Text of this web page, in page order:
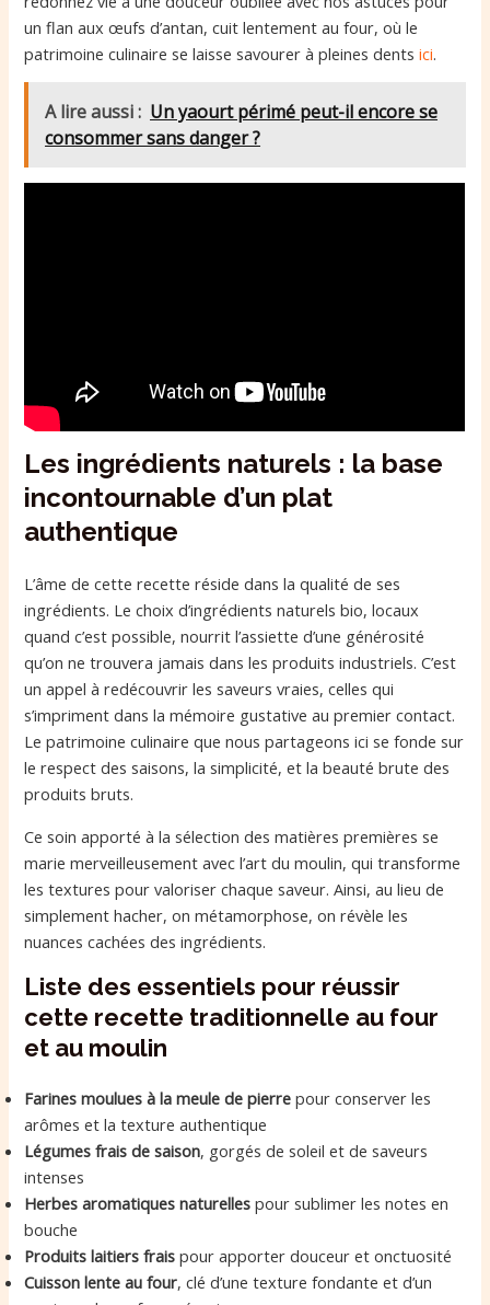
un flan aux œufs d’antan, cuit lentement au four, où le
patrimoine culinaire se laisse savourer à pleines dentsici.
A lire aussi : Un yaourt périmé peut-il encore se
consommer sans danger ?
Les ingrédients naturels : la base
incontournable d’un plat
authentique
L’âme de cette recette réside dans la qualité de ses
ingrédients. Le choix d’ingrédients naturels bio, locaux
quand c’est possible, nourrit l’assiette d’une générosité
qu’on ne trouvera jamais dans les produits industriels. C’est
un appel à redécouvrir les saveurs vraies, celles qui
s’impriment dans la mémoire gustative au premier contact.
Le patrimoine culinaire que nous partageons ici se fonde sur
le respect des saisons, la simplicité, et la beauté brute des
produits bruts.
Ce soin apporté à la sélection des matières premières se
marie merveilleusement avec l’art du moulin, qui transforme
les textures pour valoriser chaque saveur. Ainsi, au lieu de
simplement hacher, on métamorphose, on révèle les
nuances cachées des ingrédients.
Liste des essentiels pour réussir
cette recette traditionnelle au four
et au moulin
Farines moulues à la meule de pierre pour conserver les
arômes et la texture authentique
Légumes frais de saison, gorgés de soleil et de saveurs
intenses
Herbes aromatiques naturelles pour sublimer les notes en
bouche
Produits laitiers frais pour apporter douceur et onctuosité
Cuisson lente au four, clé d’une texture fondante et d’un